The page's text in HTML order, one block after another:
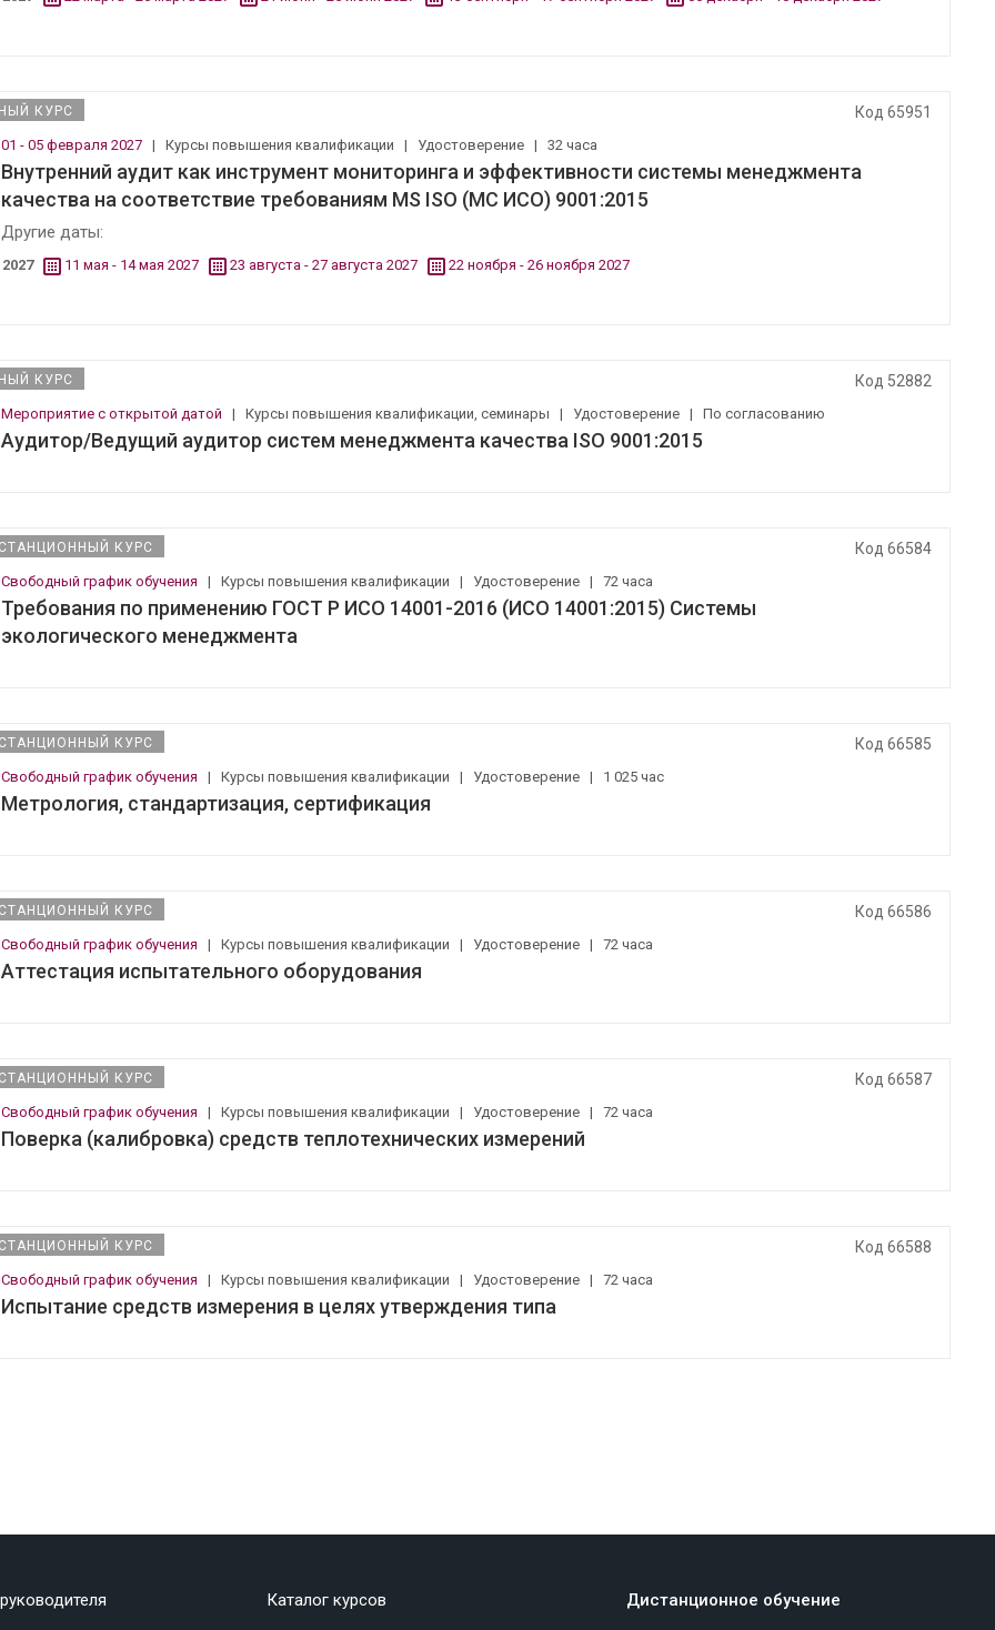
КУРС Код 65951
01 - 05 февраля 2027 |Курсы повышения квалификации | Удостоверение |32 часа
Внутренний аудит как инструмент мониторинга и эффективности системы менеджмента
качества на соответствие требованиям MS ISO (МС ИСО) 9001:2015
Другие даты:
2027 11 мая - 14 мая 2027 23 августа - 27 августа 2027 22 ноября - 26 ноября 2027
КУРС Код 52882
Мероприятие с открытой датой |Курсы повышения квалификации, семинары | Удостоверение |По согласованию
Аудитор/Ведущий аудитор систем менеджмента качества ISO 9001:2015
КУРС Код 66584
Свободный график обучения |Курсы повышения квалификации | Удостоверение |72 часа
Требования по применению ГОСТ Р ИСО 14001-2016 (ИСО 14001:2015) Системы
экологического менеджмента
КУРС Код 66585
Свободный график обучения |Курсы повышения квалификации | Удостоверение | 1 025 час
Метрология, стандартизация, сертификация
КУРС Код 66586
Свободный график обучения |Курсы повышения квалификации | Удостоверение |72 часа
Аттестация испытательного оборудования
КУРС Код 66587
Свободный график обучения |Курсы повышения квалификации | Удостоверение |72 часа
Поверка (калибровка) средств теплотехнических измерений
КУРС Код 66588
Свободный график обучения |Курсы повышения квалификации | Удостоверение |72 часа
Испытание средств измерения в целях утверждения типа
Каталог курсов Дистанционное обучение